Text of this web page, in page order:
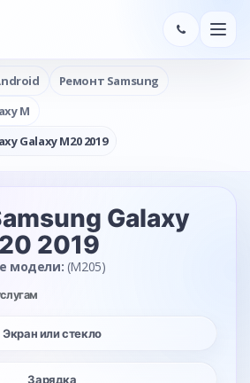
Ремонт Samsung
M
Galaxy M20 2019
Galaxy
2019
модели: (M205)
Экран или стекло
Зарядка